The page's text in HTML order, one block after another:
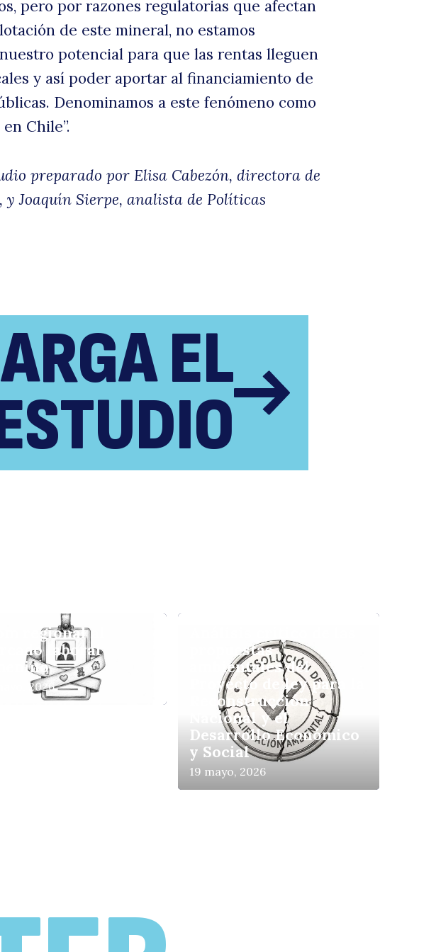
pero por razones regulatorias que afectan
de este mineral, no estamos
potencial para que las rentas lleguen
y así poder aportar al financiamiento de
Denominamos a este fenómeno como
Chile”.
preparado por Elisa Cabezón, directora de
y Joaquín Sierpe, analista de Políticas
EL
regional al
laboral
2026
propuestas
ambientales del
Proyecto de ley para la
Reconstrucción
Nacional y el
Desarrollo Económico
y Social
19 mayo, 2026